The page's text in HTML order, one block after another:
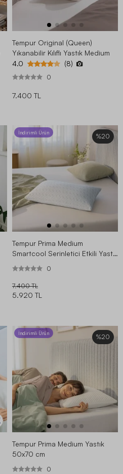
Tempur Original (Queen)
Yıkanabilir Kılıflı Yastık Medium
4.0
(8)
0
7.400 TL
%20
İndirimli Ürün
Tempur Prima Medium
Smartcool Serinletici Etkili Yastık
0
7.400 TL
5.920 TL
%20
İndirimli Ürün
Tempur Prima Medium Yastık
50x70 cm
0